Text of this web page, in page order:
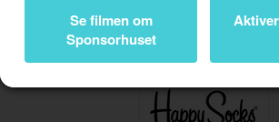
Bli medlem
Se filmen om
Sponsorhuset